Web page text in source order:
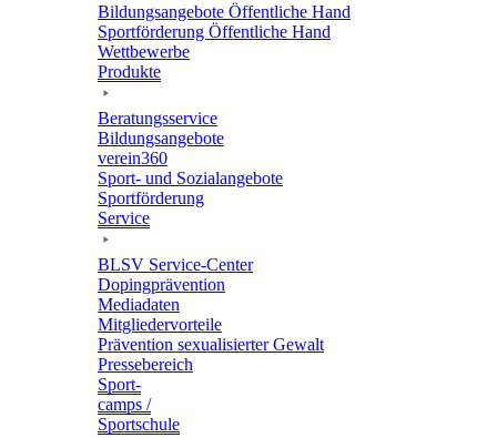
Bildungs­an­ge­bote Öffent­li­che Hand
Sport­för­de­rung Öffent­li­che Hand
Wett­be­werbe
Produkte
Bera­tungs­ser­vice
Bildungs­an­ge­bote
verein360
Sport- und Sozialangebote
Sport­för­de­rung
Service
BLSV Service-Center
Doping­prä­ven­tion
Media­da­ten
Mitglie­der­vor­teile
Präven­tion sexua­li­sier­ter Gewalt
Pres­se­be­reich
Sport­
camps /
Sportschule